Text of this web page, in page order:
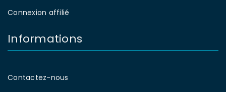
Connexion affilié
Informations
Contactez-nous